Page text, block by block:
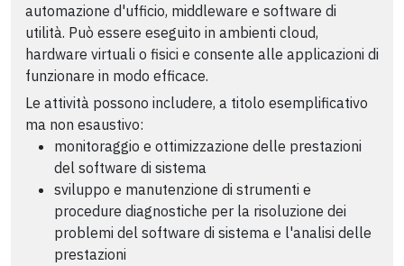
automazione d'ufficio, middleware e software di
utilità. Può essere eseguito in ambienti cloud,
hardware virtuali o fisici e consente alle applicazioni di
funzionare in modo efficace.
Le attività possono includere, a titolo esemplificativo
ma non esaustivo:
monitoraggio e ottimizzazione delle prestazioni
del software di sistema
sviluppo e manutenzione di strumenti e
procedure diagnostiche per la risoluzione dei
problemi del software di sistema e l'analisi delle
prestazioni